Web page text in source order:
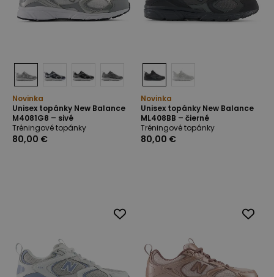
Novinka
Unisex topánky New Balance
M4081G8 – sivé
Tréningové topánky
80,00 €
Novinka
Unisex topánky New Balance
ML408BB – čierné
Tréningové topánky
80,00 €